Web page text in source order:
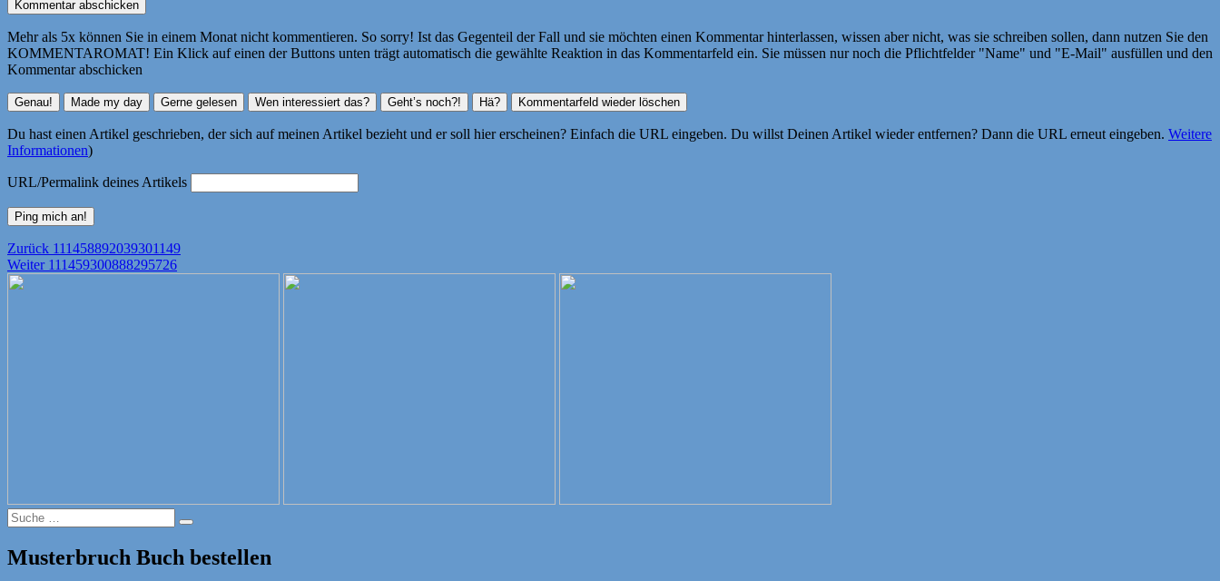
Mehr als 5x können Sie in einem Monat nicht kommentieren. So sorry! Ist das Gegenteil der Fall und sie möchten einen Kommentar hinterlassen, wissen aber nicht, was sie schreiben sollen, dann nutzen Sie den
KOMMENTAROMAT! Ein Klick auf einen der Buttons unten trägt automatisch die gewählte Reaktion in das Kommentarfeld ein. Sie müssen nur noch die Pflichtfelder "Name" und "E-Mail" ausfüllen und den
Kommentar abschicken
Du hast einen Artikel geschrieben, der sich auf meinen Artikel bezieht und er soll hier erscheinen? Einfach die URL eingeben. Du willst Deinen Artikel wieder entfernen? Dann die URL erneut eingeben. Weitere
Informationen)
URL/Permalink deines Artikels
Beitragsnavigation
Zurück Vorheriger
Beitrag:
111458892039301149
Weiter Nächster
111459300888295726
Suche
nach:
Suche
Musterbruch Buch bestellen